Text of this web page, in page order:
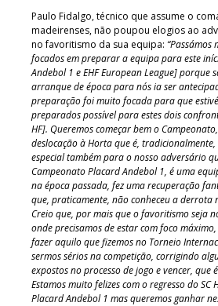
Paulo Fidalgo, técnico que assume o
madeirenses, não poupou elogios ao
no favoritismo da sua equipa: “Passámos
focados em preparar a equipa para este
Andebol 1 e EHF European League] porque
arranque de época para nós ia ser
preparação foi muito focada para que
preparados possível para estes dois
HF]. Queremos começar bem o
deslocação à Horta que é, tradicionalmente,
especial também para o nosso adversário
Campeonato Placard Andebol 1, é uma
na época passada, fez uma recuperação
que, praticamente, não conheceu a derrota
Creio que, por mais que o favoritismo seja
onde precisamos de estar com foco
fazer aquilo que fizemos no Torneio
sermos sérios na competição, corrigindo
expostos no processo de jogo e vencer, que
Estamos muito felizes com o regresso do
Placard Andebol 1 mas queremos ganhar